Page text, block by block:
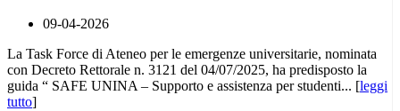
09-04-2026
La Task Force di Ateneo per le emergenze universitarie, nominata
con Decreto Rettorale n. 3121 del 04/07/2025, ha predisposto la
guida “ SAFE UNINA – Supporto e assistenza per studenti... [leggi
tutto]